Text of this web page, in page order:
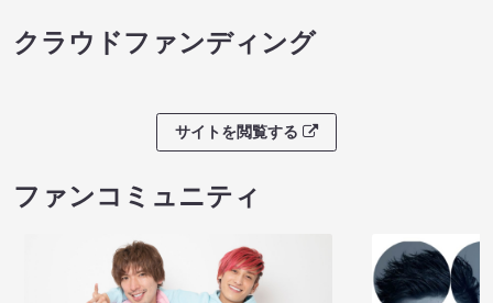
クラウドファンディング
サイトを閲覧する
ファンコミュニティ